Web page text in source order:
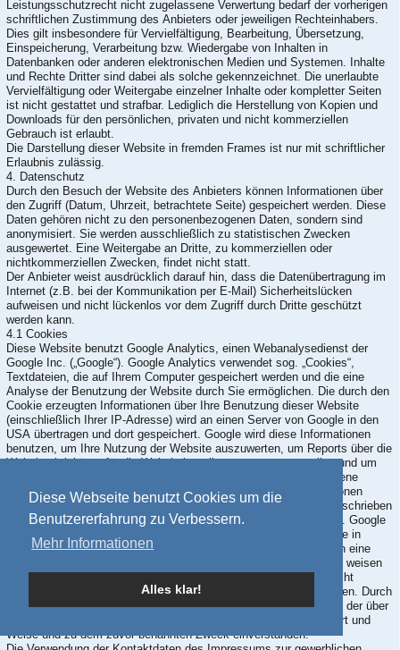
Diese Webseite benutzt Cookies um die
Benutzererfahrung zu Verbessern.
Mehr Informationen
Alles klar!
Leistungsschutzrecht nicht zugelassene Verwertung bedarf der vorherigen
schriftlichen Zustimmung des Anbieters oder jeweiligen Rechteinhabers.
Dies gilt insbesondere für Vervielfältigung, Bearbeitung, Übersetzung,
Einspeicherung, Verarbeitung bzw. Wiedergabe von Inhalten in
Datenbanken oder anderen elektronischen Medien und Systemen. Inhalte
und Rechte Dritter sind dabei als solche gekennzeichnet. Die unerlaubte
Vervielfältigung oder Weitergabe einzelner Inhalte oder kompletter Seiten
ist nicht gestattet und strafbar. Lediglich die Herstellung von Kopien und
Downloads für den persönlichen, privaten und nicht kommerziellen
Gebrauch ist erlaubt.
Die Darstellung dieser Website in fremden Frames ist nur mit schriftlicher
Erlaubnis zulässig.
4. Datenschutz
Durch den Besuch der Website des Anbieters können Informationen über
den Zugriff (Datum, Uhrzeit, betrachtete Seite) gespeichert werden. Diese
Daten gehören nicht zu den personenbezogenen Daten, sondern sind
anonymisiert. Sie werden ausschließlich zu statistischen Zwecken
ausgewertet. Eine Weitergabe an Dritte, zu kommerziellen oder
nichtkommerziellen Zwecken, findet nicht statt.
Der Anbieter weist ausdrücklich darauf hin, dass die Datenübertragung im
Internet (z.B. bei der Kommunikation per E-Mail) Sicherheitslücken
aufweisen und nicht lückenlos vor dem Zugriff durch Dritte geschützt
werden kann.
4.1 Cookies
Diese Website benutzt Google Analytics, einen Webanalysedienst der
Google Inc. („Google“). Google Analytics verwendet sog. „Cookies“,
Textdateien, die auf Ihrem Computer gespeichert werden und die eine
Analyse der Benutzung der Website durch Sie ermöglichen. Die durch den
Cookie erzeugten Informationen über Ihre Benutzung dieser Website
(einschließlich Ihrer IP-Adresse) wird an einen Server von Google in den
USA übertragen und dort gespeichert. Google wird diese Informationen
benutzen, um Ihre Nutzung der Website auszuwerten, um Reports über die
Websiteaktivitäten für die Websitebetreiber zusammenzustellen und um
weitere mit der Websitenutzung und der Internetnutzung verbundene
Dienstleistungen zu erbringen. Auch wird Google diese Informationen
gegebenenfalls an Dritte übertragen, sofern dies gesetzlich vorgeschrieben
oder soweit Dritte diese Daten im Auftrag von Google verarbeiten. Google
wird in keinem Fall Ihre IP-Adresse mit anderen Daten von Google in
Verbindung bringen. Sie können die Installation der Cookies durch eine
entsprechende Einstellung Ihrer Browser Software verhindern; wir weisen
Sie jedoch darauf hin, dass Sie in diesem Fall gegebenenfalls nicht
sämtliche Funktionen dieser Website vollumfänglich nutzen können. Durch
die Nutzung dieser Website erklären Sie sich mit der Bearbeitung der über
Sie erhobenen Daten durch Google in der zuvor beschriebenen Art und
Weise und zu dem zuvor benannten Zweck einverstanden.